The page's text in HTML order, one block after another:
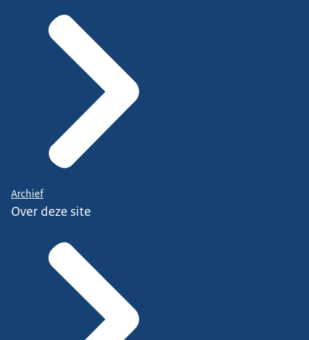
Archief
Over deze site